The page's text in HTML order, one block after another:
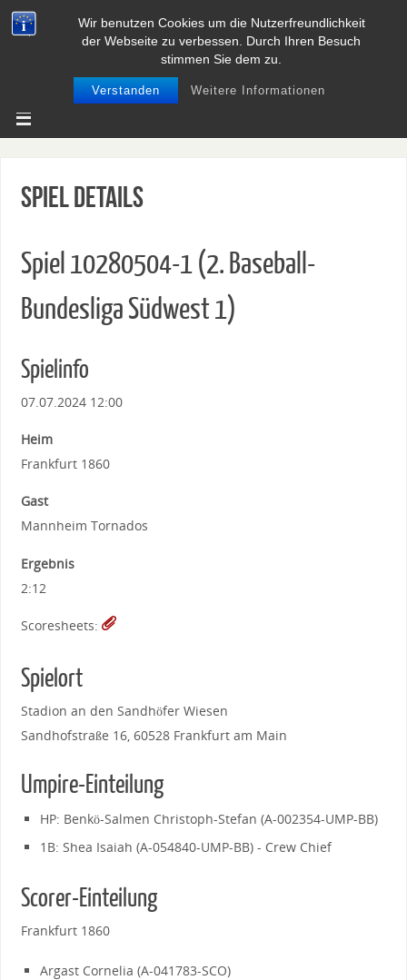
Wir benutzen Cookies um die Nutzerfreundlichkeit
der Webseite zu verbessen. Durch Ihren Besuch
stimmen Sie dem zu.
Verstanden Weitere Informationen
BASEBALL UND SOFTBALL IN
NIEDERSACHSEN
Spiel Details
Spiel 10280504-1 (2. Baseball-
Bundesliga Südwest 1)
Spielinfo
07.07.2024 12:00
Heim
Frankfurt 1860
Gast
Mannheim Tornados
Ergebnis
2:12
Scoresheets:
Spielort
Stadion an den Sandhöfer Wiesen
Sandhofstraße 16, 60528 Frankfurt am Main
Umpire-Einteilung
HP: Benkö-Salmen Christoph-Stefan (A-002354-UMP-BB)
1B: Shea Isaiah (A-054840-UMP-BB) - Crew Chief
Scorer-Einteilung
Frankfurt 1860
Argast Cornelia (A-041783-SCO)